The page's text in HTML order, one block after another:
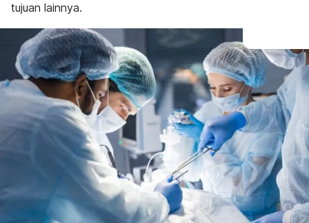
tujuan lainnya.